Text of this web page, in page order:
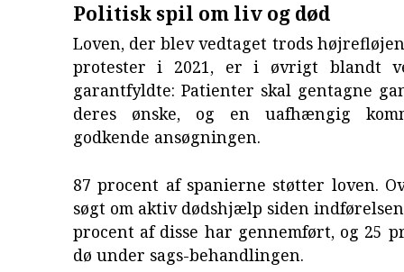
Politisk spil om liv og død
Loven, der blev vedtaget trods
protester i 2021, er i øvrigt blandt
garantfyldte: Patienter skal gentagne
deres ønske, og en uafhængig
godkende ansøgningen.
87 procent af spanierne støtter loven.
søgt om aktiv dødshjælp siden
procent af disse har gennemført, og 25
dø under sags-behandlingen.